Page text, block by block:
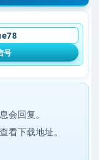
号
会回复。
看下载地址。